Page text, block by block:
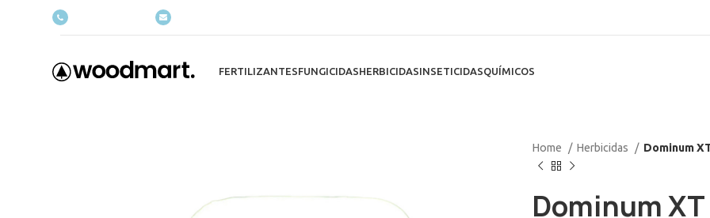
FERTILIZANTESFUNGICIDASHERBICIDASINSETICIDASQUÍMICOS
Home Herbicidas Dominum
Dominum